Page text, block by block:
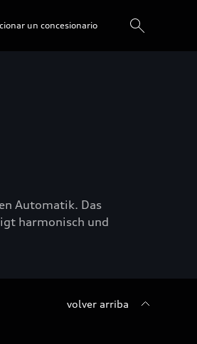
un concesionario
Automatik. Das
harmonisch und
volver arriba